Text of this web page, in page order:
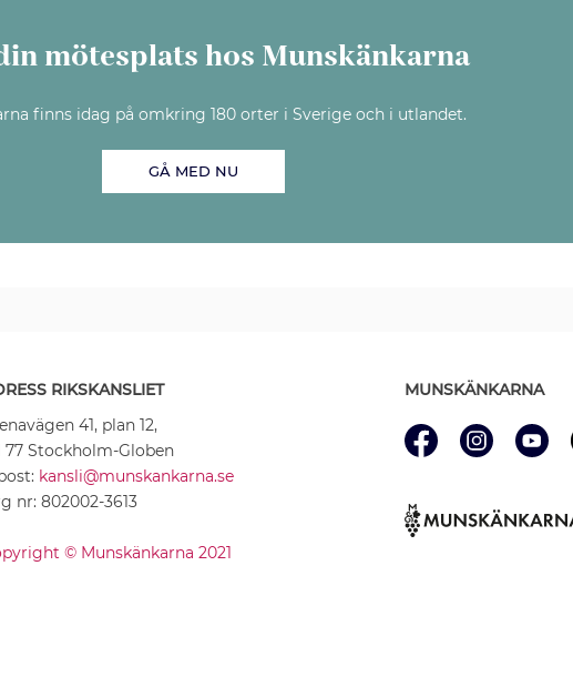
mötesplats hos Munskänkarna
finns idag på omkring 180 orter i Sverige och i utlandet.
GÅ MED NU
RIKSKANSLIET
41, plan 12,
77 Stockholm-Globen
kansli@munskankarna.se
nr: 802002-3613
© Munskänkarna 2021
MUNSKÄNKARNA